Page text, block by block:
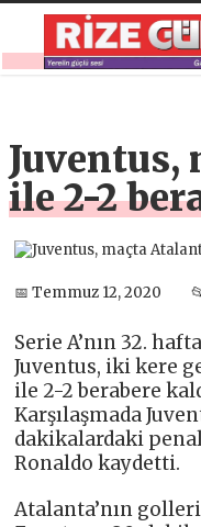
Juventus,
ile 2-2
📅 Temmuz 12, 2020
Serie A’nın 32.
Juventus, iki kere
ile 2-2 berabere
Karşılaşmada
dakikalardaki
Ronaldo kaydetti.
Atalanta’nın